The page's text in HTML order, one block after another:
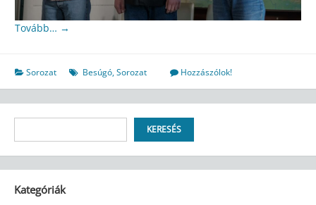
Tovább… →
Sorozat Besúgó,Sorozat Hozzászólok!
KERESÉS
Kategóriák